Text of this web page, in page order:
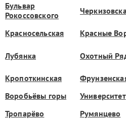
Бульвар
Рокоссовского
Красносельская
Красные
Лубянка Охотный
Кропоткинская
Воробьёвы горы
Университет
Тропарёво
Румянцево